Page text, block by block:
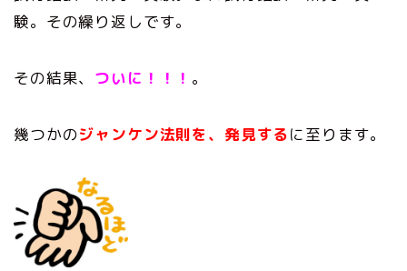
験。その繰り返しです。
その結果、 ついに！！！ 。
幾つかのジャンケン法則を、発見する に至ります。